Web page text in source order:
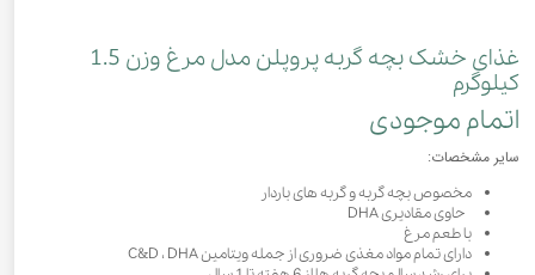
غذای خشک بچه گربه پروپلن مدل مرغ وزن 1.5
کیلوگرم
اتمام موجودی
سایر مشخصات:
مخصوص بچه گربه و گربه های باردار
حاوى مقاديرى DHA
با طعم مرغ
دارای تمام مواد مغذی ضروری از جمله ویتامین C&D ، DHA